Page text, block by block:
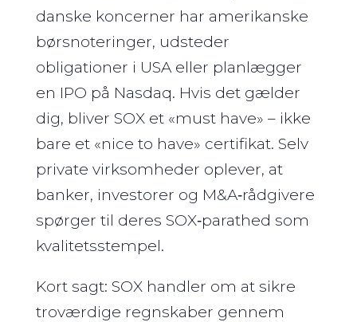
danske koncerner har amerikanske
børsnoteringer, udsteder
obligationer i USA eller planlægger
en IPO på Nasdaq. Hvis det gælder
dig, bliver SOX et «must have» – ikke
bare et «nice to have» certifikat. Selv
private virksomheder oplever, at
banker, investorer og M&A‑rådgivere
spørger til deres SOX‑parathed som
kvalitetsstempel.
Kort sagt: SOX handler om at sikre
troværdige regnskaber gennem